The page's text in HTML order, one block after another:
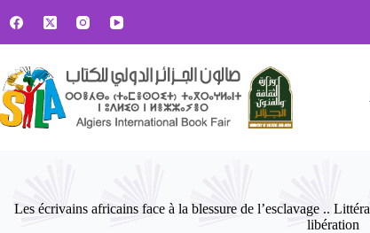
au
Les écrivains africains face à la blessure de l’esclavage ..
libération